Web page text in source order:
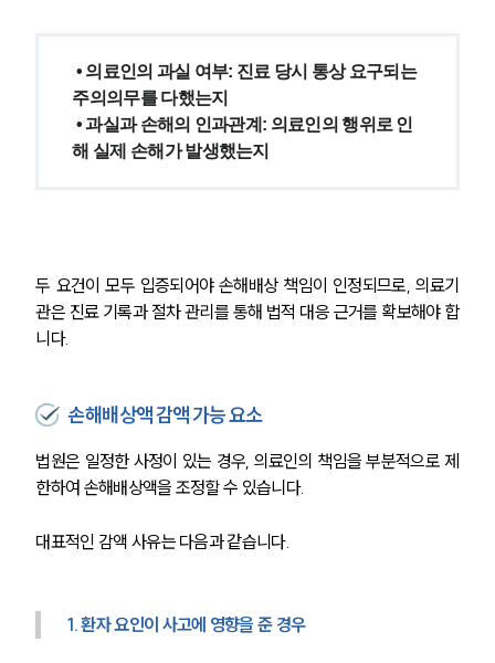
의료전문변호사
소식/자료
세미나
대륜법률상담예약
주의의무를 다했는지
해 실제 손해가 발생했는지
두 요건이 모두 입증되어야 손해배상 책임이 인정되므로, 의료기
관은 진료 기록과 절차 관리를 통해 법적 대응 근거를 확보해야 합
니다.
손해배상액 감액 가능 요소
법원은 일정한 사정이 있는 경우, 의료인의 책임을 부분적으로 제
한하여 손해배상액을 조정할 수 있습니다.
대표적인 감액 사유는 다음과 같습니다.
1. 환자 요인이 사고에 영향을 준 경우